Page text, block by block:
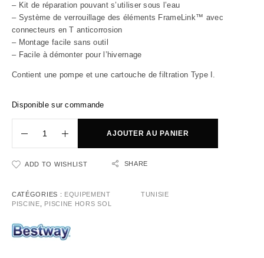
– Kit de réparation pouvant s’utiliser sous l’eau
– Système de verrouillage des éléments FrameLink™ avec
connecteurs en T anticorrosion
– Montage facile sans outil
– Facile à démonter pour l’hivernage
Contient une pompe et une cartouche de filtration Type I.
Disponible sur commande
AJOUTER AU PANIER
ADD TO WISHLIST SHARE
CATÉGORIES : EQUIPEMENT
PISCINE
PISCINE HORS SOL
TUNISIE